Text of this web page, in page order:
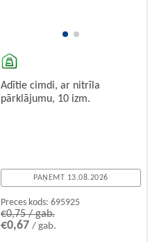
Adītie cimdi, ar nitrīla
pārklājumu, 10 izm.
PAŅEMT 13.08.2026
Preces kods: 695925
€0,75 / gab.
€0,67 / gab.